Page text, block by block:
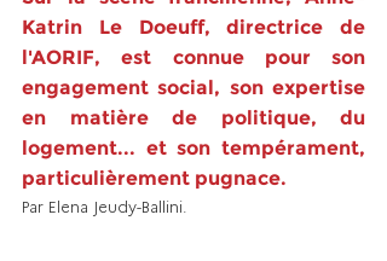
Katrin Le Doeuff, directrice de
l'AORIF, est connue pour son
engagement social, son expertise
en matière de politique, du
logement... et son tempérament,
particulièrement pugnace.
Par Elena Jeudy-Ballini.